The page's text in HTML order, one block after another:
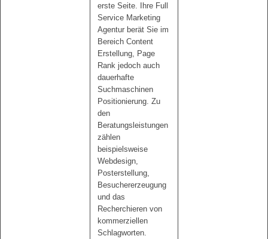
erste Seite. Ihre Full
Service Marketing
Agentur berät Sie im
Bereich Content
Erstellung, Page
Rank jedoch auch
dauerhafte
Suchmaschinen
Positionierung. Zu
den
Beratungsleistungen
zählen
beispielsweise
Webdesign,
Posterstellung,
Besuchererzeugung
und das
Recherchieren von
kommerziellen
Schlagworten.